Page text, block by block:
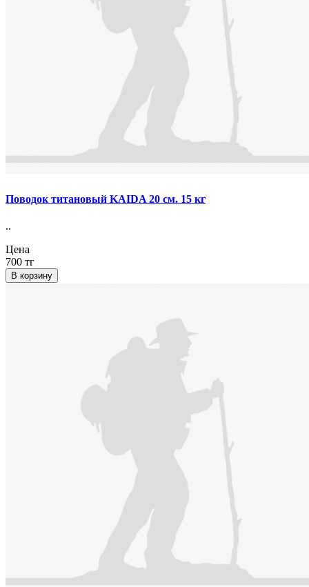
Поводок титановый KAIDA 20 см. 15 кг
..
Цена
700 тг
В корзину